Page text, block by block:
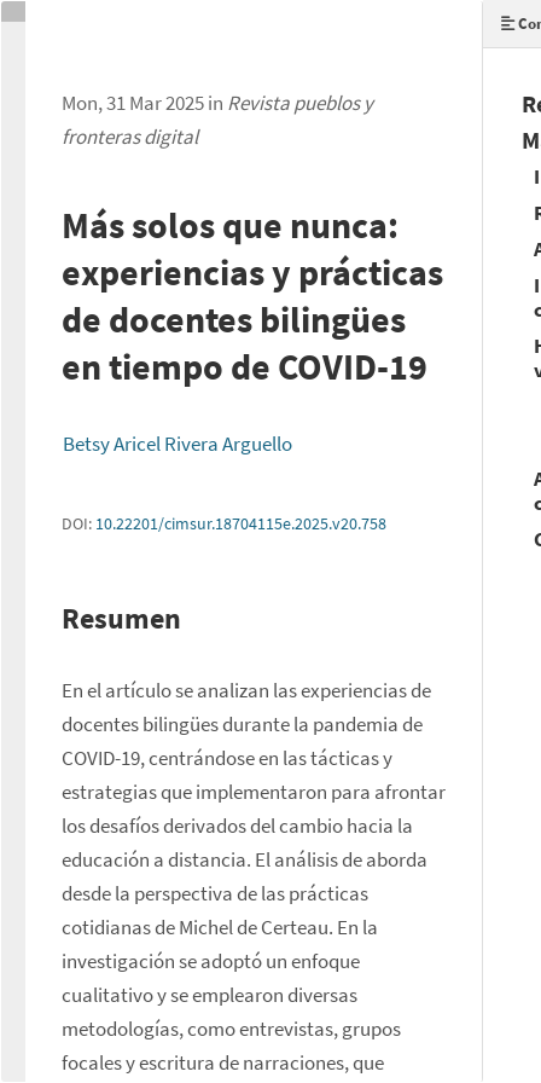
Mon, 31 Mar 2025 in Revista pueblos y
fronteras digital
Más solos que nunca:
experiencias y prácticas
de docentes bilingües
en tiempo de COVID-19
Betsy Aricel Rivera Arguello
DOI: 10.22201/cimsur.18704115e.2025.v20.758
Resumen
En el artículo se analizan las experiencias de
docentes bilingües durante la pandemia de
COVID-19, centrándose en las tácticas y
estrategias que implementaron para afrontar
los desafíos derivados del cambio hacia la
educación a distancia. El análisis de aborda
desde la perspectiva de las prácticas
cotidianas de Michel de Certeau. En la
investigación se adoptó un enfoque
cualitativo y se emplearon diversas
metodologías, como entrevistas, grupos
focales y escritura de narraciones, que